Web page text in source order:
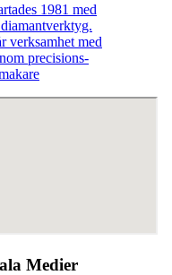
1981 med
verksamhet med
precisions-
Medier